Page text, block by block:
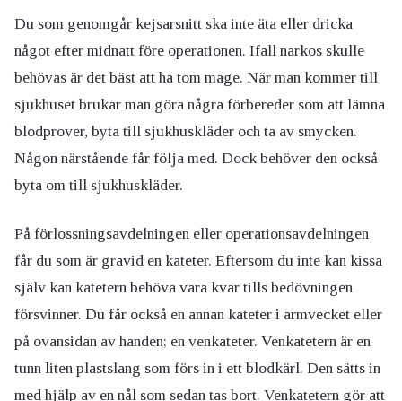
Du som genomgår kejsarsnitt ska inte äta eller dricka
något efter midnatt före operationen. Ifall narkos skulle
behövas är det bäst att ha tom mage. När man kommer till
sjukhuset brukar man göra några förbereder som att lämna
blodprover, byta till sjukhuskläder och ta av smycken.
Någon närstående får följa med. Dock behöver den också
byta om till sjukhuskläder.
På förlossningsavdelningen eller operationsavdelningen
får du som är gravid en kateter. Eftersom du inte kan kissa
själv kan katetern behöva vara kvar tills bedövningen
försvinner. Du får också en annan kateter i armvecket eller
på ovansidan av handen; en venkateter. Venkatetern är en
tunn liten plastslang som förs in i ett blodkärl. Den sätts in
med hjälp av en nål som sedan tas bort. Venkatetern gör att